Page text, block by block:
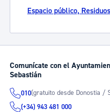
Espacio público,
Comunícate con el
Sebastián
010(gratuito desde Donostia /
(+34) 943 481 000